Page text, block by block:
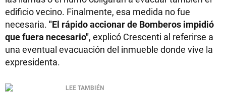
edificio vecino. Finalmente, esa medida no fue
necesaria. "El rápido accionar de Bomberos impidió
que fuera necesario", explicó Crescenti al referirse a
una eventual evacuación del inmueble donde vive la
expresidenta.
LEE TAMBIÉN